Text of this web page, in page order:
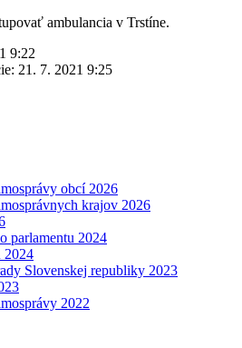
ambulancia v Trstíne.
9:22
21. 7. 2021 9:25
obcí 2026
krajov 2026
parlamentu 2024
2024
Slovenskej republiky 2023
2022